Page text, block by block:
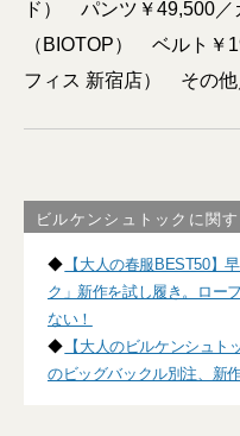
ド） パンツ￥49,500／
（BIOTOP） ベルト￥
フィス 新宿店） その他
ビルケンシュトックに関
◆ 【大人の春服BEST50】
ク」新作を試し履き。ロー
ない！
◆ 【大人のビルケンシュ
のビッグバックル別注、新